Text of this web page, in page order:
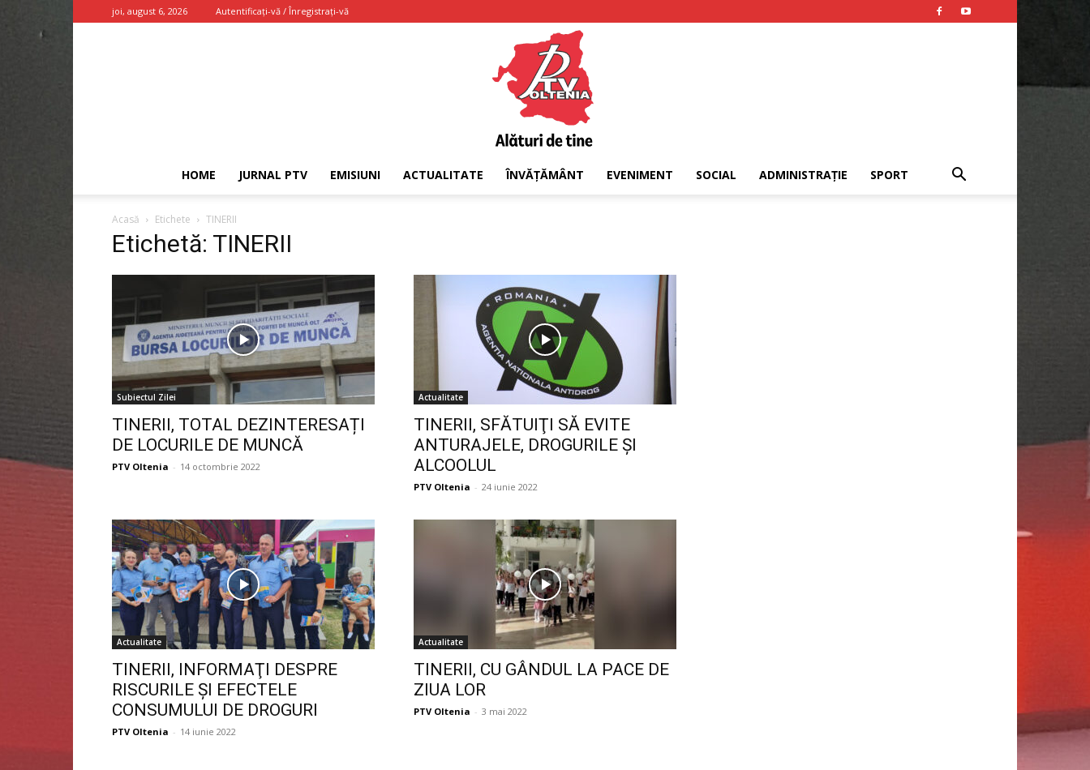
joi, august 6, 2026 Autentificați-vă / Înregistrați-vă
Oltenia
HOME JURNAL PTV EMISIUNI ACTUALITATE ÎNVĂȚĂMÂNT EVENIMENT SOCIAL ADMINISTRAȚIE SPORT
Acasă Etichete TINERII
Etichetă: TINERII
Subiectul Zilei
TINERII, TOTAL DEZINTERESAȚI
DE LOCURILE DE MUNCĂ
PTV Oltenia - 14 octombrie 2022
Actualitate
TINERII, SFĂTUIŢI SĂ EVITE
ANTURAJELE, DROGURILE ŞI
ALCOOLUL
PTV Oltenia - 24 iunie 2022
Actualitate
TINERII, INFORMAŢI DESPRE
RISCURILE ŞI EFECTELE
CONSUMULUI DE DROGURI
PTV Oltenia - 14 iunie 2022
Actualitate
TINERII, CU GÂNDUL LA PACE DE
ZIUA LOR
PTV Oltenia - 3 mai 2022